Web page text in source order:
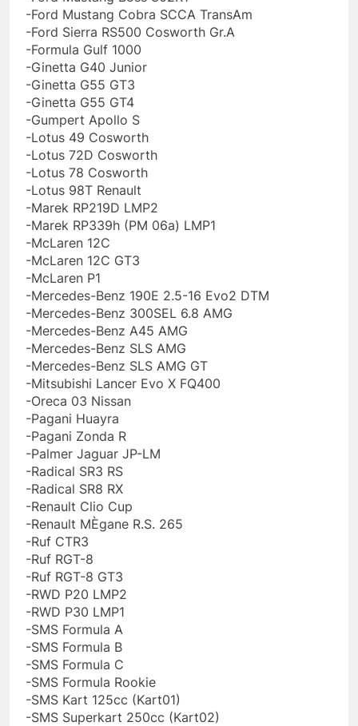
-Ford Mustang Cobra SCCA TransAm
-Ford Sierra RS500 Cosworth Gr.A
-Formula Gulf 1000
-Ginetta G40 Junior
-Ginetta G55 GT3
-Ginetta G55 GT4
-Gumpert Apollo S
-Lotus 49 Cosworth
-Lotus 72D Cosworth
-Lotus 78 Cosworth
-Lotus 98T Renault
-Marek RP219D LMP2
-Marek RP339h (PM 06a) LMP1
-McLaren 12C
-McLaren 12C GT3
-McLaren P1
-Mercedes-Benz 190E 2.5-16 Evo2 DTM
-Mercedes-Benz 300SEL 6.8 AMG
-Mercedes-Benz A45 AMG
-Mercedes-Benz SLS AMG
-Mercedes-Benz SLS AMG GT
-Mitsubishi Lancer Evo X FQ400
-Oreca 03 Nissan
-Pagani Huayra
-Pagani Zonda R
-Palmer Jaguar JP-LM
-Radical SR3 RS
-Radical SR8 RX
-Renault Clio Cup
-Renault MÈgane R.S. 265
-Ruf CTR3
-Ruf RGT-8
-Ruf RGT-8 GT3
-RWD P20 LMP2
-RWD P30 LMP1
-SMS Formula A
-SMS Formula B
-SMS Formula C
-SMS Formula Rookie
-SMS Kart 125cc (Kart01)
-SMS Superkart 250cc (Kart02)